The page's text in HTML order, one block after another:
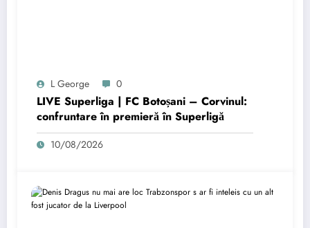
L George 0
LIVE Superliga | FC Botoșani – Corvinul:
confruntare în premieră în Superligă
10/08/2026